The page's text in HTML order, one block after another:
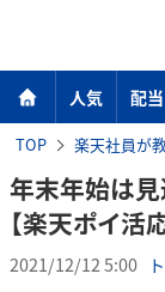
人気 配当
TOP 楽天社員が教
年末年始は見
【楽天ポイ活
2021/12/12 5:00